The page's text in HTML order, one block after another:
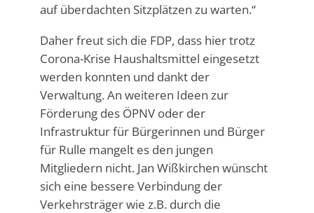
auf überdachten Sitzplätzen zu warten.“
Daher freut sich die FDP, dass hier trotz
Corona-Krise Haushaltsmittel eingesetzt
werden konnten und dankt der
Verwaltung. An weiteren Ideen zur
Förderung des ÖPNV oder der
Infrastruktur für Bürgerinnen und Bürger
für Rulle mangelt es den jungen
Mitgliedern nicht. Jan Wißkirchen wünscht
sich eine bessere Verbindung der
Verkehrsträger wie z.B. durch die